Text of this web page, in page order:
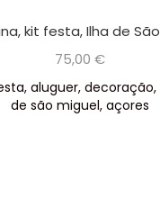
kit festa, Ilha de
75,00 €